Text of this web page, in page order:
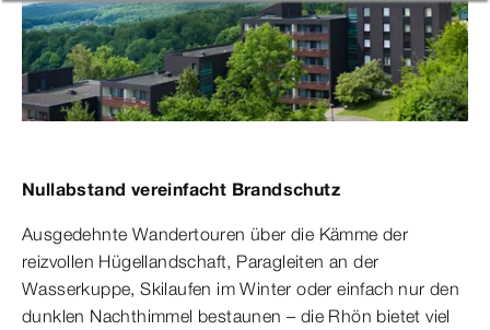
Nullabstand vereinfacht Brandschutz
Ausgedehnte Wandertouren über die Kämme der
reizvollen Hügellandschaft, Paragleiten an der
Wasserkuppe, Skilaufen im Winter oder einfach nur den
dunklen Nachthimmel bestaunen – die Rhön bietet viel